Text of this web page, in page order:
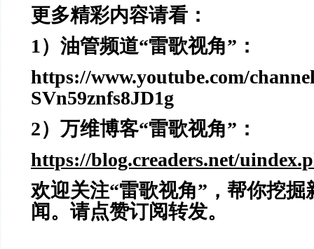
更多精彩内容请看：
1）油管频道“雷歌视角”：
https://www.youtube.com/
SVn59znfs8JD1g
2）万维博客“雷歌视角”：
https://blog.creaders.net/
欢迎关注“雷歌视角”，帮你挖掘
闻。请点赞订阅转发。